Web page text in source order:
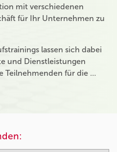
mit verschiedenen
für Ihr Unternehmen zu
lassen sich dabei
und Dienstleistungen
Teilnehmenden für die …